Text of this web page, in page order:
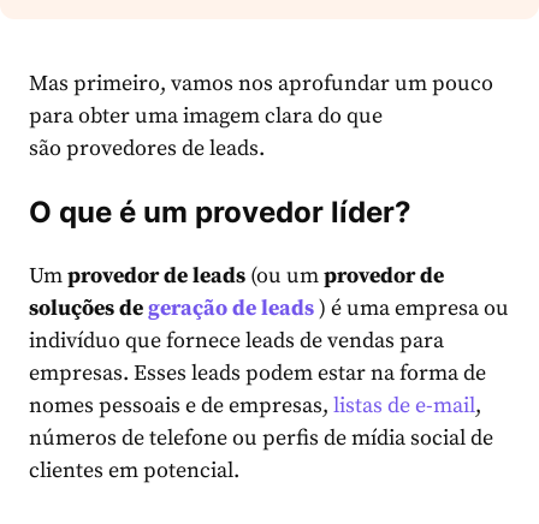
Mas primeiro, vamos nos aprofundar um pouco
para obter uma imagem clara do que
são provedores de leads.
O que é um provedor líder?
Umprovedor de leads (ou umprovedor de
soluções degeração de leads) é uma empresa ou
indivíduo que fornece leads de vendas para
empresas. Esses leads podem estar na forma de
nomes pessoais e de empresas, listas de e-mail,
números de telefone ou perfis de mídia social de
clientes em potencial.